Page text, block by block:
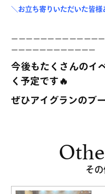
＼お立ち寄りいただいた皆
ーーーーーーーーーーーー
ーーーーーーーーーーーー
今後もたくさんのイ
く予定です🔥
ぜひアイグランのブ
そ